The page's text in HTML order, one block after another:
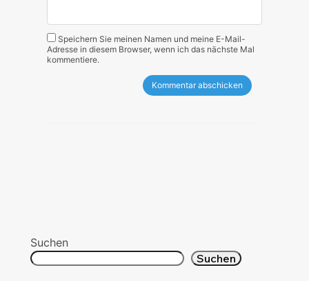
Speichern Sie meinen Namen und meine E-Mail-
Adresse in diesem Browser, wenn ich das nächste Mal
kommentiere.
Suchen
Suchen